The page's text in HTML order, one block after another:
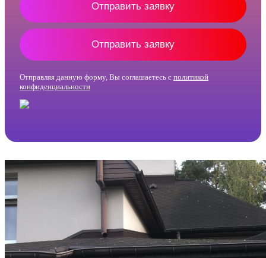
Отправить заявку
Отправить заявку
Отправляя данную форму, Вы соглашаетесь с политикой
конфиденциальности